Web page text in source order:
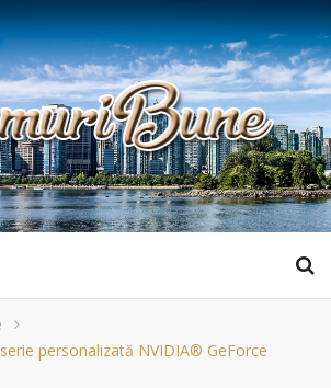
personalizată NVIDIA® GeForce